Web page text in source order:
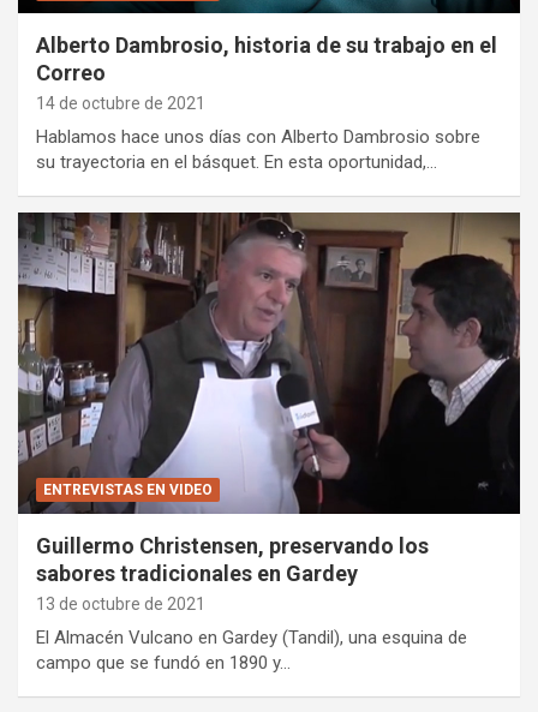
Alberto Dambrosio, historia de su trabajo en el
Correo
14 de octubre de 2021
Hablamos hace unos días con Alberto Dambrosio sobre
su trayectoria en el básquet. En esta oportunidad,…
ENTREVISTAS EN VIDEO
Guillermo Christensen, preservando los
sabores tradicionales en Gardey
13 de octubre de 2021
El Almacén Vulcano en Gardey (Tandil), una esquina de
campo que se fundó en 1890 y…